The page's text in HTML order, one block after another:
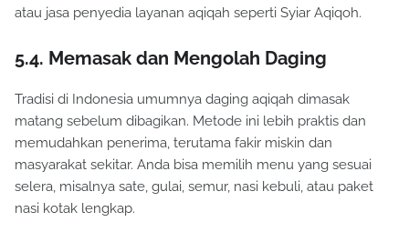
atau jasa penyedia layanan aqiqah seperti Syiar Aqiqoh.
5.4. Memasak dan Mengolah Daging
Tradisi di Indonesia umumnya daging aqiqah dimasak
matang sebelum dibagikan. Metode ini lebih praktis dan
memudahkan penerima, terutama fakir miskin dan
masyarakat sekitar. Anda bisa memilih menu yang sesuai
selera, misalnya sate, gulai, semur, nasi kebuli, atau paket
nasi kotak lengkap.